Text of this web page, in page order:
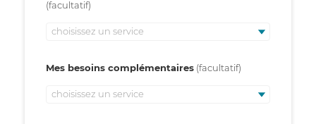
choisissez un service
Mes besoins complémentaires
choisissez un service